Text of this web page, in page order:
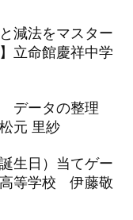
減法をマスター
立命館慶祥中学
ータの整理
元 里紗
生日）当てゲー
等学校 伊藤敬